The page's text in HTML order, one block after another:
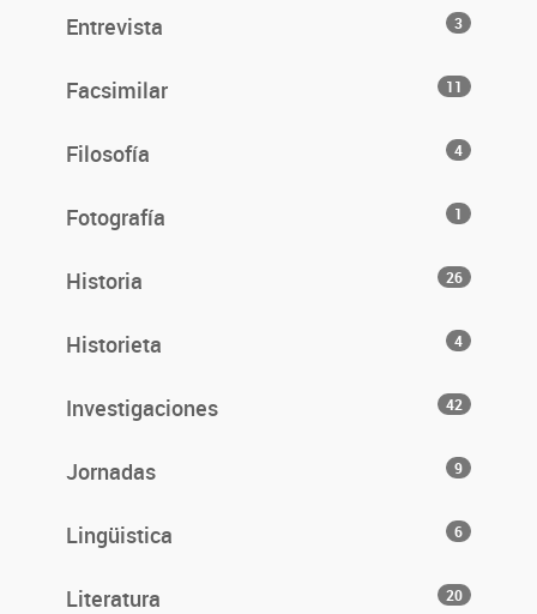
Entrevista 3
Facsimilar 11
Filosofía 4
Fotografía 1
Historia 26
Historieta 4
Investigaciones 42
Jornadas 9
Lingüistica 6
Literatura 20